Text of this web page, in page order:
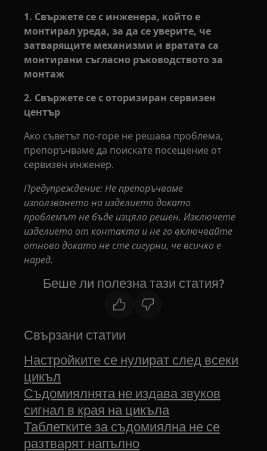
1. Свържете се с инженера, който е
монтирал уреда, за да се уверите, че
затварящите механизми и вратата са
монтирани съгласно ръководството за
монтаж
2. Свържете се с оторизиран сервизен
център
Ако съветът по-горе не решава проблема,
препоръчваме да поискате посещение от
сервизен инженер.
Предупреждение: Не препоръчваме
използването на изделието докато
проблемът не бъде изцяло решен. Изключете
изделието от контакта и не го включвайте
отново докато не сте сигурни, че всичко е
наред.
Беше ли полезна тази статия?
Свързани статии
Настройките се нулират след всеки
цикъл
Съдомиялнята не издава звуков
сигнал в края на цикъла
Таблетките за съдомиялна не се
разтварят напълно